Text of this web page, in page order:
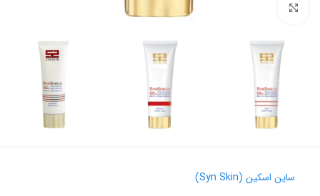
برای بزرگنمایی کلیک کنید
ساین اسکین (Syn Skin)